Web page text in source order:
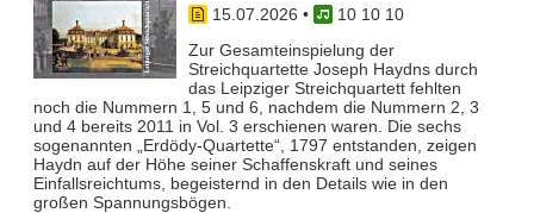
15.07.2026 •
10 10 10
Zur Gesamteinspielung der
Streichquartette Joseph Haydns durch
das Leipziger Streichquartett fehlten
noch die Nummern 1, 5 und 6, nachdem die Nummern 2, 3
und 4 bereits 2011 in Vol. 3 erschienen waren. Die sechs
sogenannten „Erdödy-Quartette“, 1797 entstanden, zeigen
Haydn auf der Höhe seiner Schaffenskraft und seines
Einfallsreichtums, begeisternd in den Details wie in den
großen Spannungsbögen.